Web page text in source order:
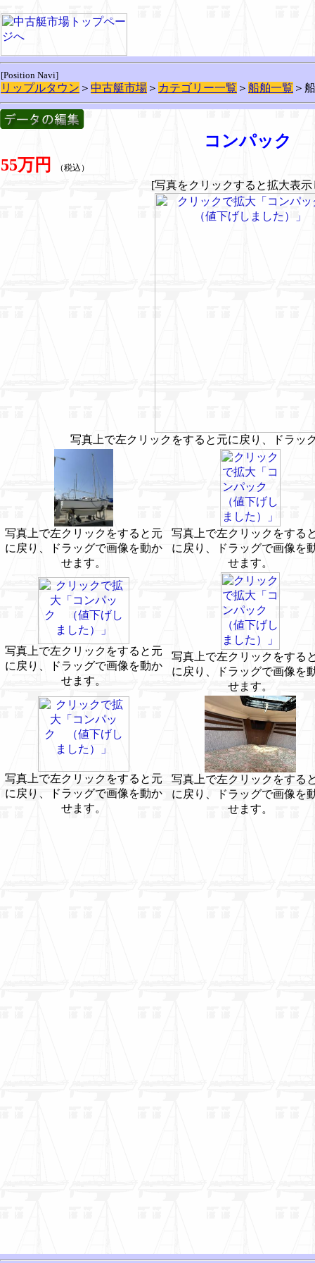
[Position Navi]
リップルタウン ＞ 中古艇市場 ＞ カテゴリー一覧 ＞ 船舶一覧 ＞
コンパック
55万円
（税込）
[写真をクリックすると拡大表
写真上で左クリックをすると元に戻り、ドラッ
写真上で左クリックをすると元
に戻り、ドラッグで画像を動か
せます。
写真上で左クリックをする
に戻り、ドラッグで画像を
せます。
写真上で左クリックをすると元
に戻り、ドラッグで画像を動か
せます。
写真上で左クリックをする
に戻り、ドラッグで画像を
せます。
写真上で左クリックをすると元
に戻り、ドラッグで画像を動か
せます。
写真上で左クリックをする
に戻り、ドラッグで画像を
せます。